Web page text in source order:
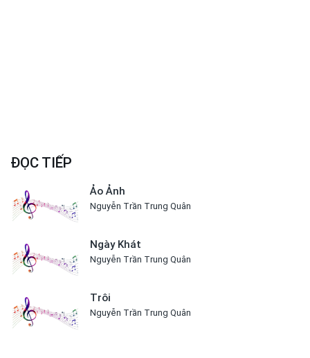
ĐỌC TIẾP
Ảo Ảnh
Nguyễn Trần Trung Quân
Ngày Khát
Nguyễn Trần Trung Quân
Trôi
Nguyễn Trần Trung Quân